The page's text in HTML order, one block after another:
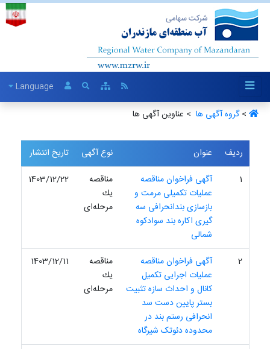
Language
>گروه آگهی ها ‏ > عناوین آگهی ها
ردیف عنوان نوع آگهی
تاریخ انتشار
1
آگهی فراخوان مناقصه
عملیات تکمیلی مرمت و
بازسازی بندانحرافی سه
گیری اکاره بند سوادکوه
شمالی
مناقصه
یك
مرحله‌ای
1403/12/22
2
آگهی فراخوان مناقصه
عملیات اجرایی تکمیل
کانال و احداث سازه تثبیت
بستر پایین دست سد
انحرافی رستم بند در
محدوده دئوتک شیرگاه
مناقصه
یك
مرحله‌ای
1403/12/11